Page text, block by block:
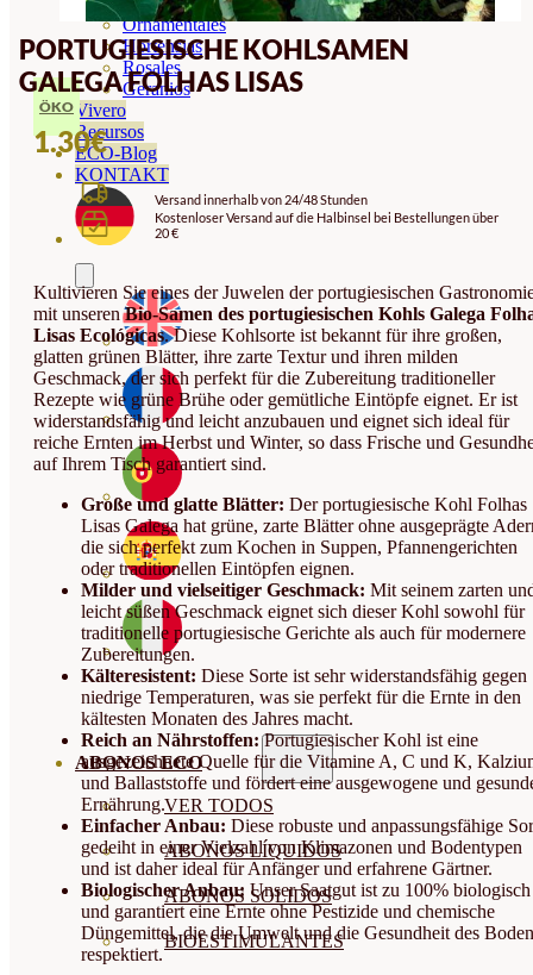
Ornamentales
Hortensias
Rosales
Geranios
Vivero
Recursos
ECO-Blog
KONTAKT
ABONOS ECO
VER TODOS
ABONOS LÍQUIDOS
ABONOS SOLIDOS
BIOESTIMULANTES
PORTUGIESISCHE KOHLSAMEN
GALEGA FOLHAS LISAS
ÖKO
1.30€
Versand innerhalb von 24/48 Stunden
Kostenloser Versand auf die Halbinsel bei Bestellungen über
20 €
Kultivieren Sie eines der Juwelen der portugiesischen
mit unserenBio-Samen des portugiesischen Kohls Galega
Lisas Ecológicas. Diese Kohlsorte ist bekannt für ihre großen,
glatten grünen Blätter, ihre zarte Textur und ihren milden
Geschmack, der sich perfekt für die Zubereitung traditioneller
Rezepte wie grüne Brühe oder gemütliche Eintöpfe eignet. Er ist
widerstandsfähig und leicht anzubauen und eignet sich ideal für
reiche Ernten im Herbst und Winter, so dass Frische und
auf Ihrem Tisch garantiert sind.
Große und glatte Blätter: Der portugiesische Kohl Folhas
Lisas Galega hat grüne, zarte Blätter ohne ausgeprägte
die sich perfekt zum Kochen in Suppen, Pfannengerichten
oder traditionellen Eintöpfen eignen.
Milder und vielseitiger Geschmack: Mit seinem zarten
leicht süßen Geschmack eignet sich dieser Kohl sowohl für
traditionelle portugiesische Gerichte als auch für modernere
Zubereitungen.
Kälteresistent: Diese Sorte ist sehr widerstandsfähig gegen
niedrige Temperaturen, was sie perfekt für die Ernte in den
kältesten Monaten des Jahres macht.
Reich an Nährstoffen:Portugiesischer Kohl ist eine
ausgezeichnete Quelle für die Vitamine A, C und K,
und Ballaststoffe und fördert eine ausgewogene und
Ernährung.
Einfacher Anbau: Diese robuste und anpassungsfähige
gedeiht in einer Vielzahl von Klimazonen und Bodentypen
und ist daher ideal für Anfänger und erfahrene Gärtner.
Biologischer Anbau: Unser Saatgut ist zu 100% biologisch
und garantiert eine Ernte ohne Pestizide und chemische
Düngemittel, die die Umwelt und die Gesundheit des
respektiert.